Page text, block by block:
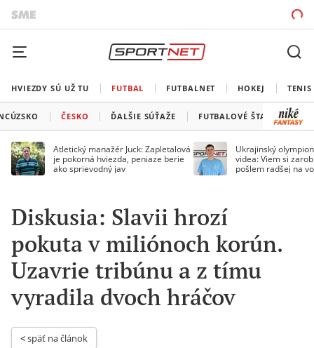
HVIEZDY SÚ UŽ TU FUTBAL FUTBALNET HOKEJ TENIS
ČESKO ĎALŠIE SÚŤAŽE FUTBALOVÉ ŠTADIÓNY
Atletický manažér Juck: Zapletalová
je pokorná hviezda, peniaze berie
ako sprievodný jav
Ukrajinský
videa: Viem si
pošlem radšej na
Diskusia: Slavii hrozí
pokuta v miliónoch korún.
Uzavrie tribúnu a z tímu
vyradila dvoch hráčov
< späť na článok